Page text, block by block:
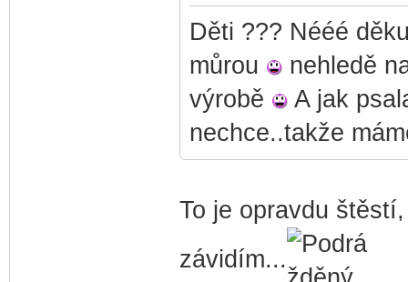
Děti ??? Nééé
můrou
nehledě
výrobě
A jak
nechce..takže
To je opravdu
závidím...